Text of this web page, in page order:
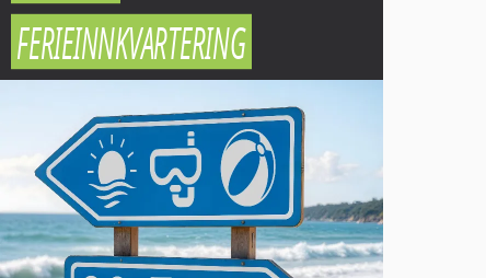
FERIEINNKVARTERING